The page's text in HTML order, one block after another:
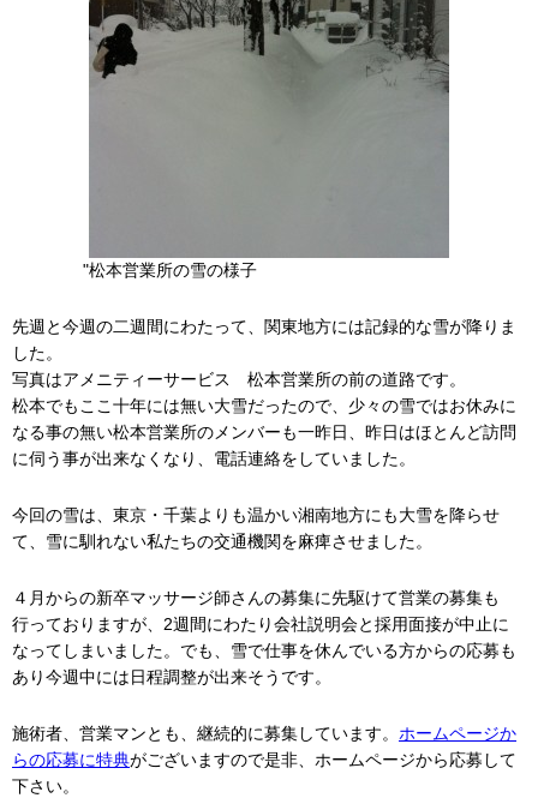
"松本営業所の雪の様子
先週と今週の二週間にわたって、関東地方には記録的な雪が降りま
した。
写真はアメニティーサービス 松本営業所の前の道路です。
松本でもここ十年には無い大雪だったので、少々の雪ではお休みに
なる事の無い松本営業所のメンバーも一昨日、昨日はほとんど訪問
に伺う事が出来なくなり、電話連絡をしていました。
今回の雪は、東京・千葉よりも温かい湘南地方にも大雪を降らせ
て、雪に馴れない私たちの交通機関を麻痺させました。
４月からの新卒マッサージ師さんの募集に先駆けて営業の募集も
行っておりますが、2週間にわたり会社説明会と採用面接が中止に
なってしまいました。でも、雪で仕事を休んでいる方からの応募も
あり今週中には日程調整が出来そうです。
施術者、営業マンとも、継続的に募集しています。 ホームページか
らの応募に特典がございますので是非、ホームページから応募して
下さい。